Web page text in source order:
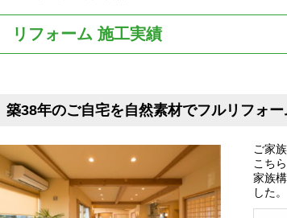
リフォーム 施工実績
築38年のご自宅を自然素材でフルリフォー
ご家
こち
家族
した